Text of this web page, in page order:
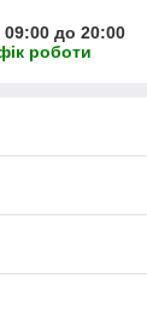
до 20:00
роботи